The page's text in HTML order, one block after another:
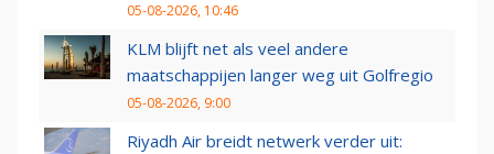
05-08-2026, 10:46
KLM blijft net als veel andere
maatschappijen langer weg uit Golfregio
05-08-2026, 9:00
Riyadh Air breidt netwerk verder uit: